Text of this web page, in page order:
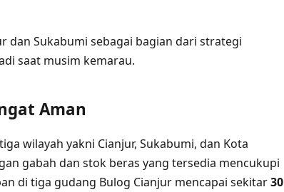
dan Sukabumi sebagai bagian dari strategi
saat musim kemarau.
Aman
wilayah yakni Cianjur, Sukabumi, dan Kota
gabah dan stok beras yang tersedia mencukupi
di tiga gudang Bulog Cianjur mencapai sekitar30